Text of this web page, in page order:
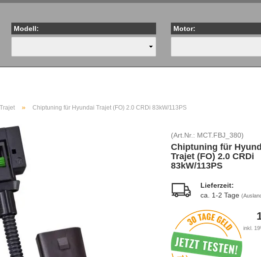
Modell: Motor:
Trajet » Chiptuning für Hyundai Trajet (FO) 2.0 CRDi 83kW/113PS
(Art.Nr.: MCT.FBJ_380)
Chiptuning für
Trajet (FO) 2.0 CRDi
83kW/113PS
Lieferzeit:
ca. 1-2 Tage
inkl.